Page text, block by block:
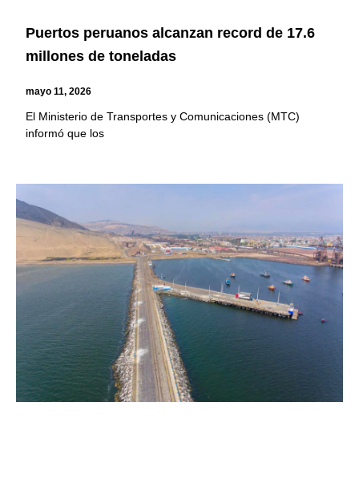
Puertos peruanos alcanzan record de 17.6
millones de toneladas
mayo 11, 2026
El Ministerio de Transportes y Comunicaciones (MTC)
informó que los